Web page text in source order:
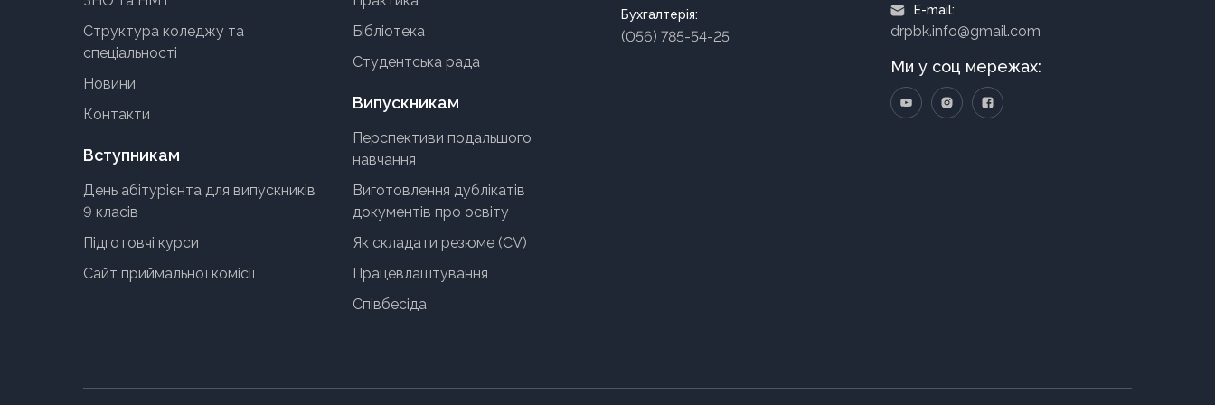
Структура коледжу та
спеціальності
Новини
Контакти
Вступникам
День абітурієнта для випускників
9 класів
Підготовчі курси
Сайт приймальної комісії
Бібліотека
Студентська рада
Випускникам
Перспективи подальшого
навчання
Виготовлення дублікатів
документів про освіту
Як складати резюме (CV)
Працевлаштування
Співбесіда
Бухгалтерія:
(056) 785-54-25
E-mail:
drpbk.info@gmail.com
Ми у соц мережах: